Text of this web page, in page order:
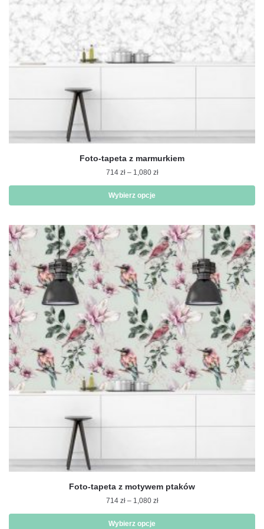
stronie
produktu
Foto-tapeta z marmurkiem
714 zł – 1,080 złZakres
714 zł
1,080 zł
Wybierz opcje
produkt
ma
wiele
wariantów.
Opcje
można
wybrać
na
stronie
produktu
Foto-tapeta z motywem ptaków
714 zł – 1,080 złZakres
Wybierz opcje